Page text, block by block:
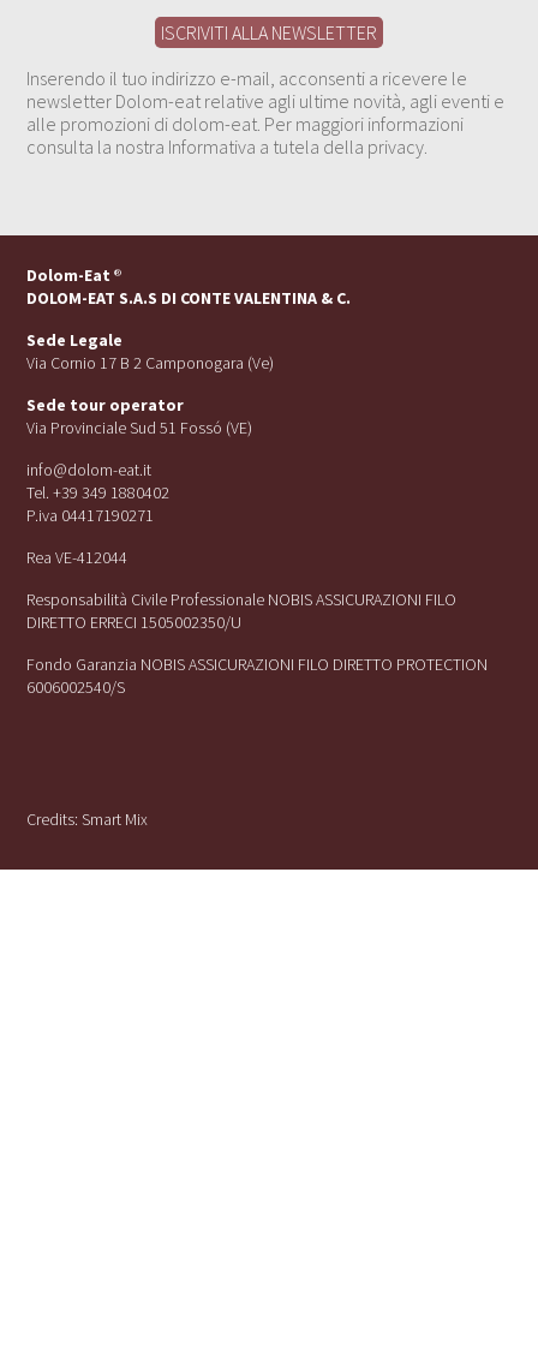
Inserendo il tuo indirizzo e-mail, acconsenti a ricevere le
newsletter Dolom-eat relative agli ultime novità, agli eventi e
alle promozioni di dolom-eat. Per maggiori informazioni
consulta la nostra Informativa a tutela della privacy.
Dolom-Eat ®
DOLOM-EAT S.A.S DI CONTE VALENTINA & C.
Sede Legale
Via Cornio 17 B 2 Camponogara (Ve)
Sede tour operator
Via Provinciale Sud 51 Fossó (VE)
info@dolom-eat.it
Tel. +39 349 1880402
P.iva 04417190271
Rea VE-412044
Responsabilità Civile Professionale NOBIS ASSICURAZIONI FILO
DIRETTO ERRECI 1505002350/U
Fondo Garanzia NOBIS ASSICURAZIONI FILO DIRETTO PROTECTION
6006002540/S
Credits:Smart Mix